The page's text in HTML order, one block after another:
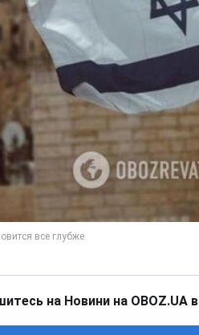
на Новини на OBOZ.UA в